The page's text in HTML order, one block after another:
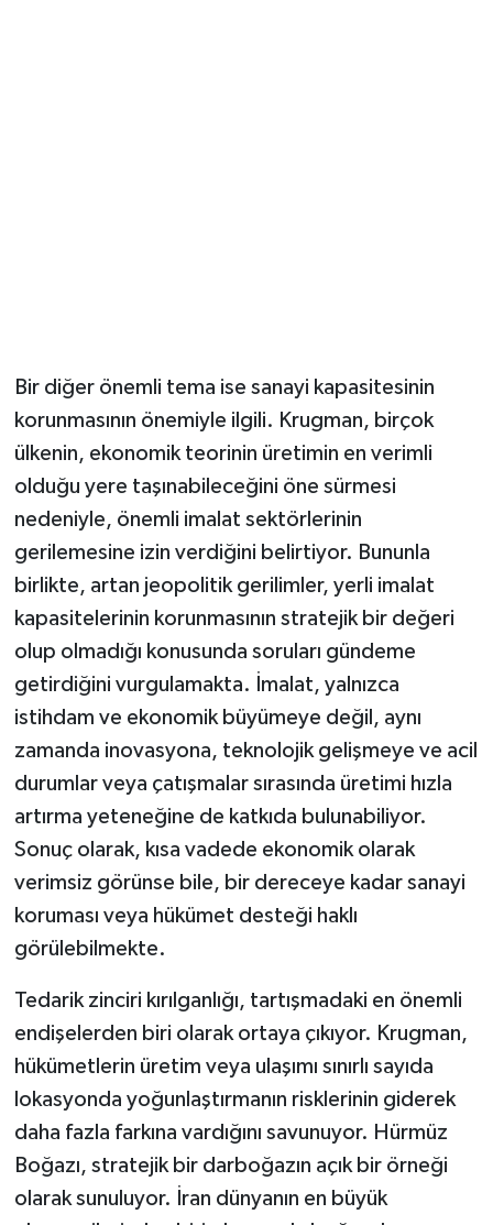
Bir diğer önemli tema ise sanayi kapasitesinin
korunmasının önemiyle ilgili. Krugman, birçok
ülkenin, ekonomik teorinin üretimin en verimli
olduğu yere taşınabileceğini öne sürmesi
nedeniyle, önemli imalat sektörlerinin
gerilemesine izin verdiğini belirtiyor. Bununla
birlikte, artan jeopolitik gerilimler, yerli imalat
kapasitelerinin korunmasının stratejik bir değeri
olup olmadığı konusunda soruları gündeme
getirdiğini vurgulamakta. İmalat, yalnızca
istihdam ve ekonomik büyümeye değil, aynı
zamanda inovasyona, teknolojik gelişmeye ve acil
durumlar veya çatışmalar sırasında üretimi hızla
artırma yeteneğine de katkıda bulunabiliyor.
Sonuç olarak, kısa vadede ekonomik olarak
verimsiz görünse bile, bir dereceye kadar sanayi
koruması veya hükümet desteği haklı
görülebilmekte.
Tedarik zinciri kırılganlığı, tartışmadaki en önemli
endişelerden biri olarak ortaya çıkıyor. Krugman,
hükümetlerin üretim veya ulaşımı sınırlı sayıda
lokasyonda yoğunlaştırmanın risklerinin giderek
daha fazla farkına vardığını savunuyor. Hürmüz
Boğazı, stratejik bir darboğazın açık bir örneği
olarak sunuluyor. İran dünyanın en büyük